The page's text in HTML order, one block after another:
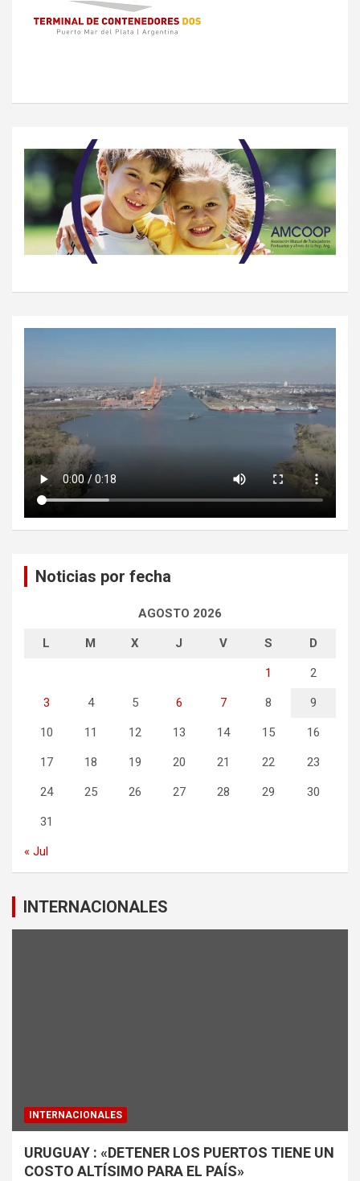
Noticias por fecha
AGOSTO 2026
L M X J V S D
1 2
3 4 5 6 7 8 9
10 11 12 13 14 15 16
17 18 19 20 21 22 23
24 25 26 27 28 29 30
31
« Jul
INTERNACIONALES
INTERNACIONALES
URUGUAY : «DETENER LOS PUERTOS TIENE UN
COSTO ALTÍSIMO PARA EL PAÍS»